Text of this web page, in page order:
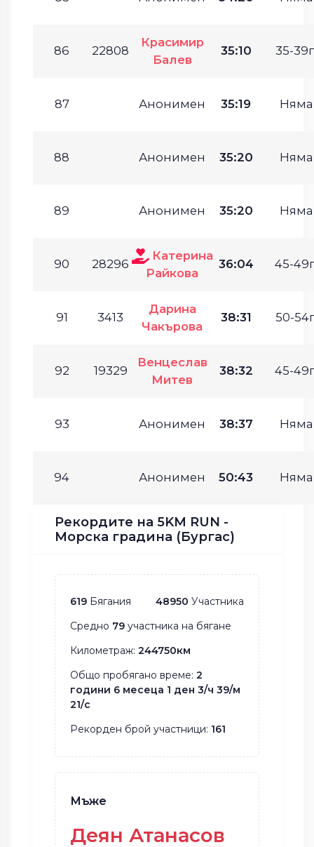
86 22808
Красимир
Балев
35:10 35-
87 Анонимен 35:19 Няма
88 Анонимен 35:20 Няма
89 Анонимен 35:20 Няма
90 28296
Катерина
Райкова
36:04 45-
91 3413
Дарина
Чакърова
38:31 50-
92 19329
Венцеслав
Митев
38:32 45-
93 Анонимен 38:37 Няма
94 Анонимен 50:43 Няма
Рекордите на 5KM RUN -
Морска градина (Бургас)
619 Бягания 48950 Участника
Средно 79 участника на бягане
Километраж: 244750км
Общо пробягано време: 2
години 6 месеца 1 ден 3/ч 39/м
21/с
Рекорден брой участници: 161
Мъже
Деян Атанасов